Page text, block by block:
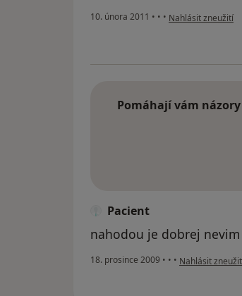
10. února 2011 • • • podle názoru
Nahlásit zneužití
Pomáhají vám
Pacient
nahodou je dobrej
18. prosince 2009 • • • podle názoru
Nahlásit